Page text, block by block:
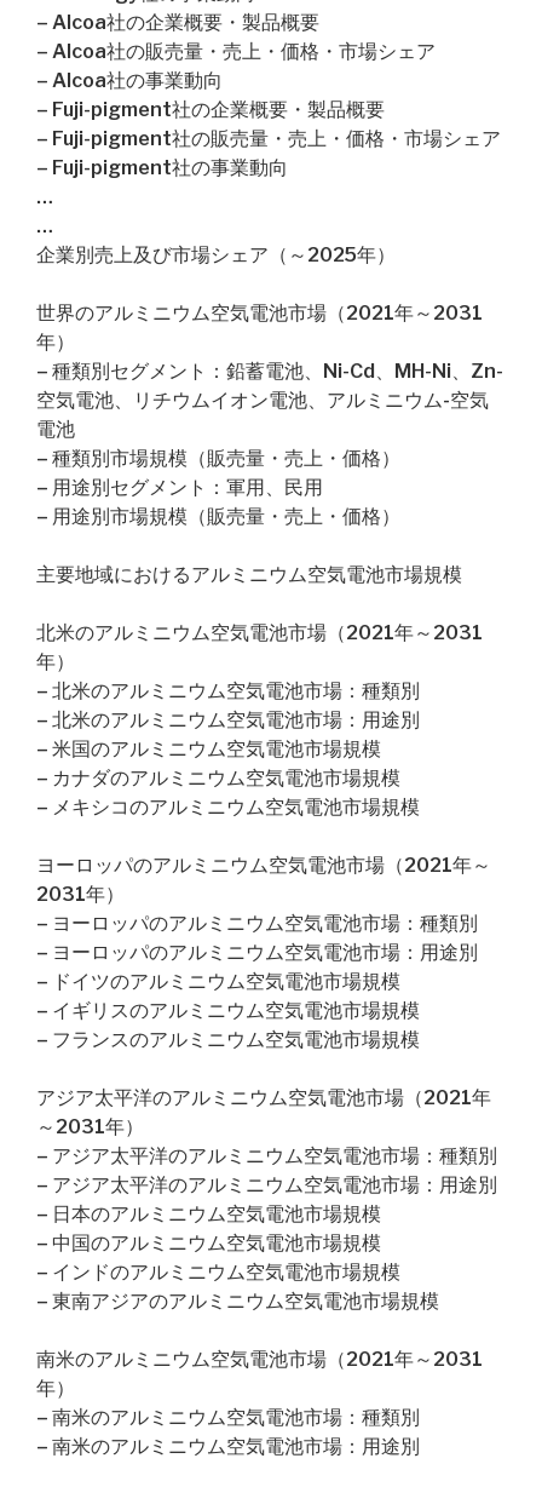
– Alcoa社の企業概要・製品概要
– Alcoa社の販売量・売上・価格・市場シェア
– Alcoa社の事業動向
– Fuji-pigment社の企業概要・製品概要
– Fuji-pigment社の販売量・売上・価格・市場シェア
– Fuji-pigment社の事業動向
…
…
企業別売上及び市場シェア（～2025年）
世界のアルミニウム空気電池市場（2021年～2031
年）
– 種類別セグメント：鉛蓄電池、Ni-Cd、MH-Ni、Zn-
空気電池、リチウムイオン電池、アルミニウム-空気
電池
– 種類別市場規模（販売量・売上・価格）
– 用途別セグメント：軍用、民用
– 用途別市場規模（販売量・売上・価格）
主要地域におけるアルミニウム空気電池市場規模
北米のアルミニウム空気電池市場（2021年～2031
年）
– 北米のアルミニウム空気電池市場：種類別
– 北米のアルミニウム空気電池市場：用途別
– 米国のアルミニウム空気電池市場規模
– カナダのアルミニウム空気電池市場規模
– メキシコのアルミニウム空気電池市場規模
ヨーロッパのアルミニウム空気電池市場（2021年～
2031年）
– ヨーロッパのアルミニウム空気電池市場：種類別
– ヨーロッパのアルミニウム空気電池市場：用途別
– ドイツのアルミニウム空気電池市場規模
– イギリスのアルミニウム空気電池市場規模
– フランスのアルミニウム空気電池市場規模
アジア太平洋のアルミニウム空気電池市場（2021年
～2031年）
– アジア太平洋のアルミニウム空気電池市場：種類別
– アジア太平洋のアルミニウム空気電池市場：用途別
– 日本のアルミニウム空気電池市場規模
– 中国のアルミニウム空気電池市場規模
– インドのアルミニウム空気電池市場規模
– 東南アジアのアルミニウム空気電池市場規模
南米のアルミニウム空気電池市場（2021年～2031
年）
– 南米のアルミニウム空気電池市場：種類別
– 南米のアルミニウム空気電池市場：用途別